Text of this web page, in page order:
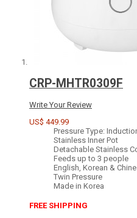
CRP-MHTR0309F
Write Your Review
US$ 449.99
Pressure Type:
Stainless Inner Pot
Detachable Stainless
Feeds up to 3 people
English, Korean &
Twin Pressure
Made in Korea
FREE SHIPPING